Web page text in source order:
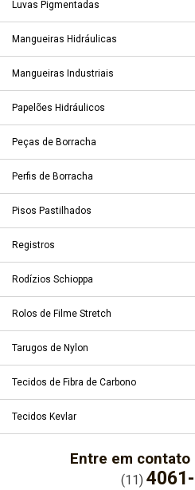
Luvas Pigmentadas
Mangueiras Hidráulicas
Mangueiras Industriais
Papelões Hidráulicos
Peças de Borracha
Perfis de Borracha
Pisos Pastilhados
Registros
Rodízios Schioppa
Rolos de Filme Stretch
Tarugos de Nylon
Tecidos de Fibra de Carbono
Tecidos Kevlar
Entre em
(11)